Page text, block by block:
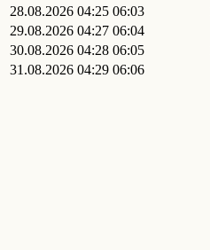
28.08.2026 04:25 06:03
29.08.2026 04:27 06:04
30.08.2026 04:28 06:05
31.08.2026 04:29 06:06